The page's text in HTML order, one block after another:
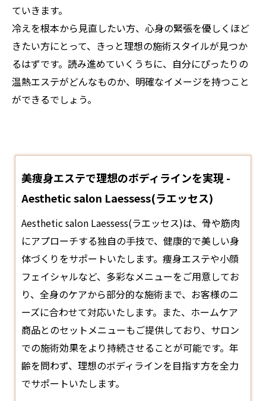
ていきます。
冷えを根本から見直したい方、心身の緊張を優しくほど
きたい方にとって、きっと理想の施術スタイルが見つか
るはずです。読み進めていくうちに、自分にぴったりの
温熱エステがどんなものか、明確なイメージを持つこと
ができるでしょう。
美痩身エステで理想のボディラインを実現 -
Aesthetic salon Laessess(ラエッセス)
Aesthetic salon Laessess(ラエッセス)は、骨や筋肉
にアプローチする独自の手技で、健康的で美しい身
体づくりをサポートいたします。痩身エステや小顔
フェイシャルなど、多彩なメニューをご用意してお
り、全身のケアから部分的な施術まで、お客様のニ
ーズに合わせて対応いたします。また、ホームケア
商品とのセットメニューもご提供しており、サロン
での施術効果をより持続させることが可能です。年
齢を問わず、理想のボディラインを目指す方を全力
でサポートいたします。